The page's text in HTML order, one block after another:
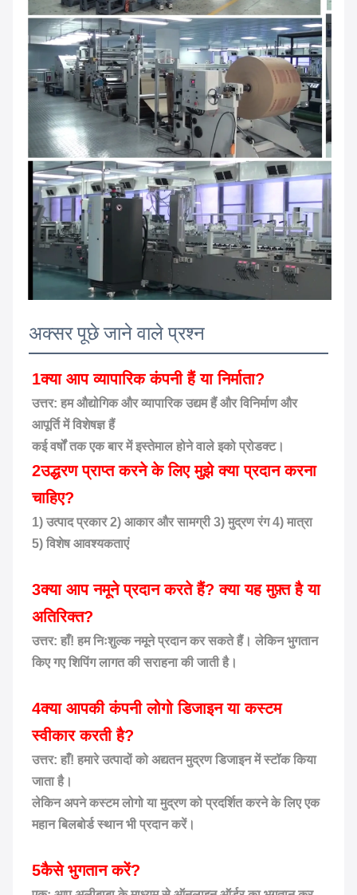
अक्सर पूछे जाने वाले प्रश्न
1क्या आप व्यापारिक कंपनी हैं या निर्माता?
उत्तर: हम औद्योगिक और व्यापारिक उद्यम हैं और विनिर्माण और
आपूर्ति में विशेषज्ञ हैं
कई वर्षों तक एक बार में इस्तेमाल होने वाले इको प्रोडक्ट।
2उद्धरण प्राप्त करने के लिए मुझे क्या प्रदान करना
चाहिए?
1) उत्पाद प्रकार 2) आकार और सामग्री 3) मुद्रण रंग 4) मात्रा
5) विशेष आवश्यकताएं
3क्या आप नमूने प्रदान करते हैं? क्या यह मुफ़्त है या
अतिरिक्त?
उत्तर: हाँ! हम निःशुल्क नमूने प्रदान कर सकते हैं। लेकिन भुगतान
किए गए शिपिंग लागत की सराहना की जाती है।
4क्या आपकी कंपनी लोगो डिजाइन या कस्टम
स्वीकार करती है?
उत्तर: हाँ! हमारे उत्पादों को अद्यतन मुद्रण डिजाइन में स्टॉक किया
जाता है।
लेकिन अपने कस्टम लोगो या मुद्रण को प्रदर्शित करने के लिए एक
महान बिलबोर्ड स्थान भी प्रदान करें।
5कैसे भुगतान करें?